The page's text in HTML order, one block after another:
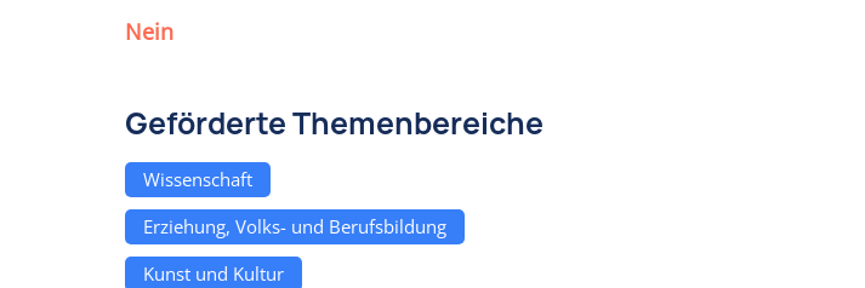
Nein
Geförderte Themenbereiche
Wissenschaft
Erziehung, Volks- und Berufsbildung
Kunst und Kultur